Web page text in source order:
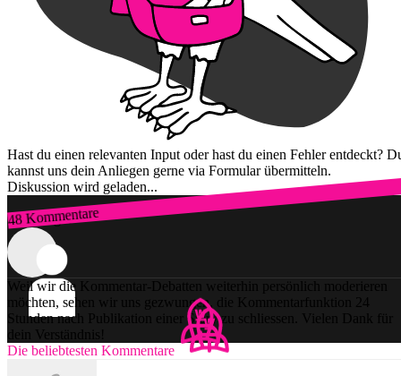
Hast du einen relevanten Input oder hast du einen Fehler entdeckt?
kannst uns dein Anliegen gerne via Formular übermitteln.
Diskussion wird geladen...
48 Kommentare
Zum Login
Weil wir die Kommentar-Debatten weiterhin persönlich moderieren
möchten, sehen wir uns gezwungen, die Kommentarfunktion 24
Stunden nach Publikation einer Story zu schliessen. Vielen Dank für
dein Verständnis!
Die beliebtesten Kommentare